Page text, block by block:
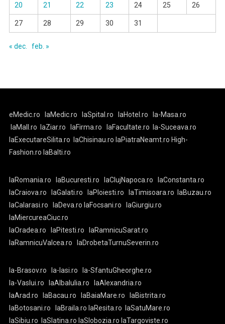
20 21 22 23 24 25 26
27 28 29 30 31
« dec. feb. »
eMedic.ro laMedic.ro laSpital.ro laHotel.ro
la-Masa.ro
laMall.ro
laZiar.ro laFirma.ro laFacultate.ro
la-Suceava.ro
laExecutareSilita.ro
laChisinau.ro laPiatraNeamt.ro High-
Fashion.ro laBalti.ro
laRomania.ro laBucuresti.ro laClujNapoca.ro
laConstanta.ro
laCraiova.ro
laGalati.ro laPloiesti.ro laTimisoara.ro
laBuzau.ro
laCalarasi.ro
laDeva.ro laFocsani.ro
laGiurgiu.ro
laMiercureaCiuc.ro
laOradea.ro
laPitesti.ro
laRamnicuSarat.ro
laRamnicuValcea.ro
laDrobetaTurnuSeverin.ro
la-Brasov.ro la-Iasi.ro
la-SfantuGheorghe.ro
la-Vaslui.ro
laAlbaIulia.ro
laAlexandria.ro
laArad.ro
laBacau.ro laBaiaMare.ro
laBistrita.ro
laBotosani.ro
laBraila.ro laResita.ro
laSatuMare.ro
laSibiu.ro
laSlatina.ro laSlobozia.ro laTargoviste.ro